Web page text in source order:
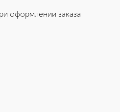
оформлении заказа